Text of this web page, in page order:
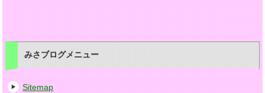
みさブログメニュー
Sitemap